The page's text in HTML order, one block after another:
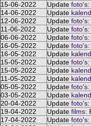
15-06-2022
Update foto's:
14-06-2022
Update
12-06-2022
Update foto's:
11-06-2022
Update foto's:
06-06-2022
Update foto's:
16-05-2022
Update foto's:
16-05-2022
Update
15-05-2022
Update foto's:
15-05-2022
Update
11-05-2022
Update
05-05-2022
Update foto's:
03-05-2022
Update
20-04-2022
Update foto's:
19-04-2022
Update films:
17-04-2022
Update foto's: